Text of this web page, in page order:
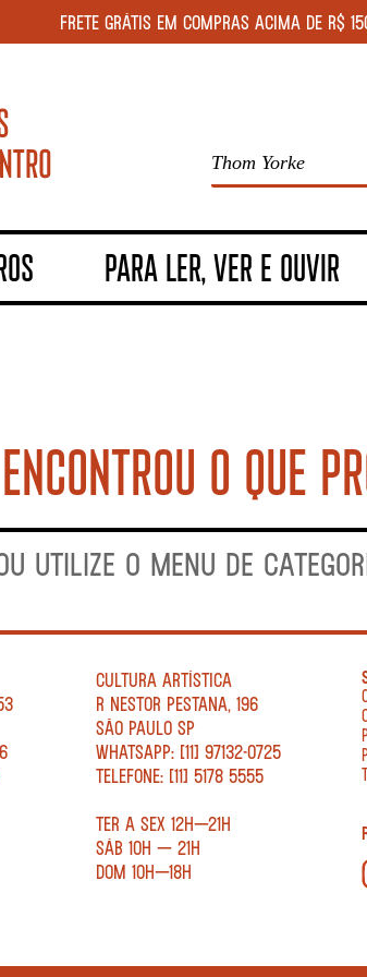
FRETE GRÁTIS EM COMPRAS ACIMA DE R$
PARA LER, VER E OUVIR
O QUE
UTILIZE O MENU DE
CULTURA ARTÍSTICA
R NESTOR PESTANA, 196
SÃO PAULO SP
WHATSAPP: [11] 97132-0725
TELEFONE: [11] 5178 5555
TER A SEX 12H—21H
SÁB 10H — 21H
DOM 10H—18H